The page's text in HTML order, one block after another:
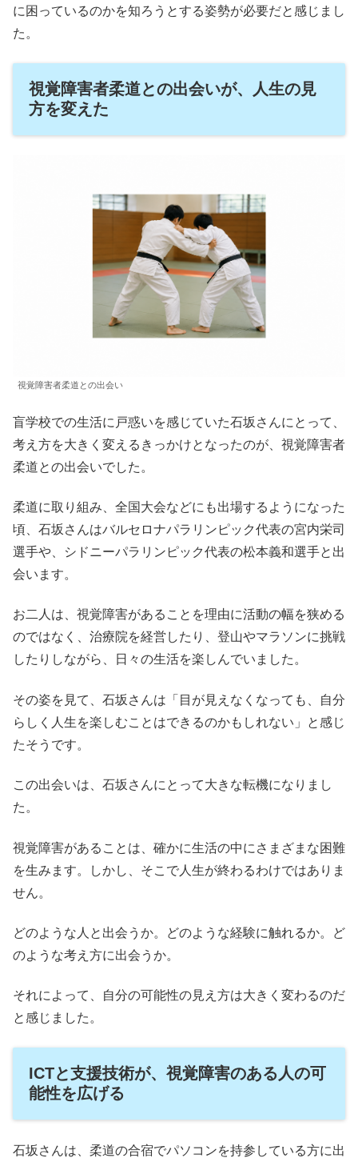
に困っているのかを知ろうとする姿勢が必要だと感じまし
た。
視覚障害者柔道との出会いが、人生の見
方を変えた
視覚障害者柔道との出会い
盲学校での生活に戸惑いを感じていた石坂さんにとって、
考え方を大きく変えるきっかけとなったのが、視覚障害者
柔道との出会いでした。
柔道に取り組み、全国大会などにも出場するようになった
頃、石坂さんはバルセロナパラリンピック代表の宮内栄司
選手や、シドニーパラリンピック代表の松本義和選手と出
会います。
お二人は、視覚障害があることを理由に活動の幅を狭める
のではなく、治療院を経営したり、登山やマラソンに挑戦
したりしながら、日々の生活を楽しんでいました。
その姿を見て、石坂さんは「目が見えなくなっても、自分
らしく人生を楽しむことはできるのかもしれない」と感じ
たそうです。
この出会いは、石坂さんにとって大きな転機になりまし
た。
視覚障害があることは、確かに生活の中にさまざまな困難
を生みます。しかし、そこで人生が終わるわけではありま
せん。
どのような人と出会うか。どのような経験に触れるか。ど
のような考え方に出会うか。
それによって、自分の可能性の見え方は大きく変わるのだ
と感じました。
ICTと支援技術が、視覚障害のある人の可
能性を広げる
石坂さんは、柔道の合宿でパソコンを持参している方に出